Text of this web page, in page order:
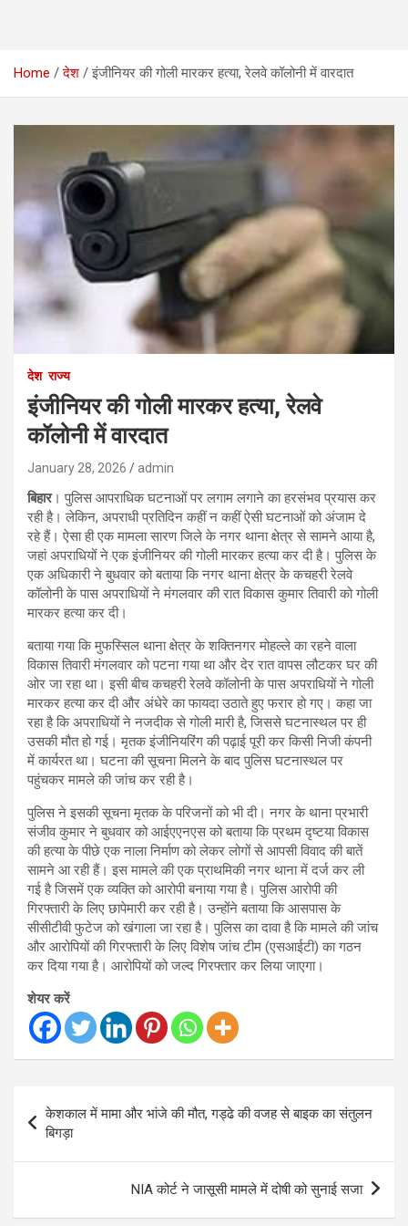
Home देश इंजीनियर की गोली मारकर हत्या, रेलवे कॉलोनी में वारदात
देश राज्य
इंजीनियर की गोली मारकर हत्या, रेलवे
कॉलोनी में वारदात
January 28, 2026 admin
बिहार। पुलिस आपराधिक घटनाओं पर लगाम लगाने का हरसंभव प्रयास कर
रही है। लेकिन, अपराधी प्रतिदिन कहीं न कहीं ऐसी घटनाओं को अंजाम दे
रहे हैं। ऐसा ही एक मामला सारण जिले के नगर थाना क्षेत्र से सामने आया है,
जहां अपराधियों ने एक इंजीनियर की गोली मारकर हत्या कर दी है। पुलिस के
एक अधिकारी ने बुधवार को बताया कि नगर थाना क्षेत्र के कचहरी रेलवे
कॉलोनी के पास अपराधियों ने मंगलवार की रात विकास कुमार तिवारी को गोली
मारकर हत्या कर दी।
बताया गया कि मुफस्सिल थाना क्षेत्र के शक्तिनगर मोहल्ले का रहने वाला
विकास तिवारी मंगलवार को पटना गया था और देर रात वापस लौटकर घर की
ओर जा रहा था। इसी बीच कचहरी रेलवे कॉलोनी के पास अपराधियों ने गोली
मारकर हत्या कर दी और अंधेरे का फायदा उठाते हुए फरार हो गए। कहा जा
रहा है कि अपराधियों ने नजदीक से गोली मारी है, जिससे घटनास्थल पर ही
उसकी मौत हो गई। मृतक इंजीनियरिंग की पढ़ाई पूरी कर किसी निजी कंपनी
में कार्यरत था। घटना की सूचना मिलने के बाद पुलिस घटनास्थल पर
पहुंचकर मामले की जांच कर रही है।
पुलिस ने इसकी सूचना मृतक के परिजनों को भी दी। नगर के थाना प्रभारी
संजीव कुमार ने बुधवार को आईएएनएस को बताया कि प्रथम दृष्टया विकास
की हत्या के पीछे एक नाला निर्माण को लेकर लोगों से आपसी विवाद की बातें
सामने आ रही हैं। इस मामले की एक प्राथमिकी नगर थाना में दर्ज कर ली
गई है जिसमें एक व्यक्ति को आरोपी बनाया गया है। पुलिस आरोपी की
गिरफ्तारी के लिए छापेमारी कर रही है। उन्होंने बताया कि आसपास के
सीसीटीवी फुटेज को खंगाला जा रहा है। पुलिस का दावा है कि मामले की जांच
और आरोपियों की गिरफ्तारी के लिए विशेष जांच टीम (एसआईटी) का गठन
कर दिया गया है। आरोपियों को जल्द गिरफ्तार कर लिया जाएगा।
शेयर करें
Post
navigation
केशकाल में मामा और भांजे की मौत, गड्ढे की वजह से बाइक का संतुलन
बिगड़ा
NIA कोर्ट ने जासूसी मामले में दोषी को सुनाई सजा